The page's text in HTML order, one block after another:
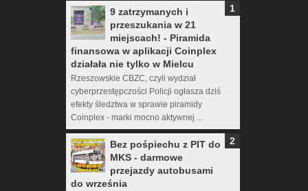
9 zatrzymanych i
przeszukania w 21
miejscach! - Piramida
finansowa w aplikacji Coinplex
działała nie tylko w Mielcu
Rzeszowskie CBZC, czyli wydział
cyberprzestępczości Policji ogłasza dziś
efekty śledztwa w sprawie piramidy
Coinplex - marki mocno aktywnej ...
Bez pośpiechu z PIT do
MKS - darmowe
przejazdy autobusami
do września